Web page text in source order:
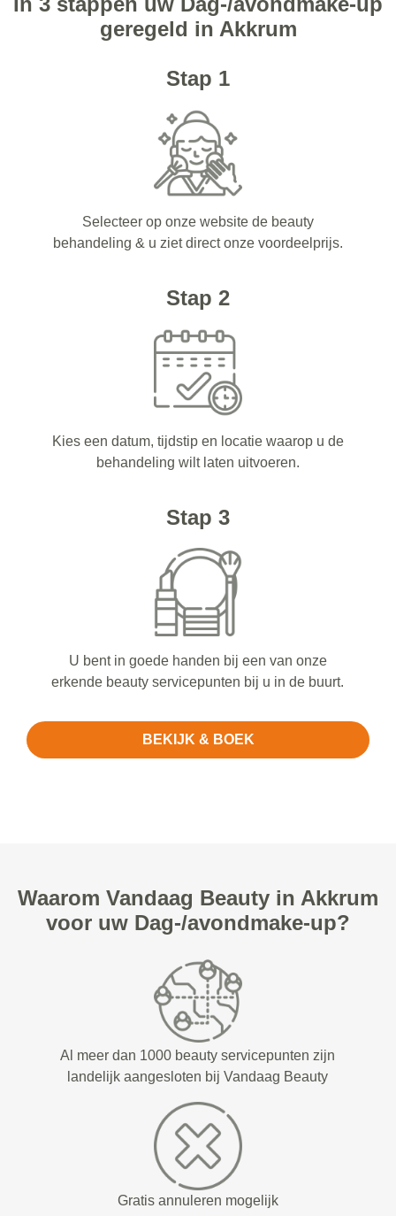
geregeld in Akkrum
Stap 1
Selecteer op onze website de beauty
behandeling & u ziet direct onze voordeelprijs.
Stap 2
Kies een datum, tijdstip en locatie waarop u de
behandeling wilt laten uitvoeren.
Stap 3
U bent in goede handen bij een van onze
erkende beauty servicepunten bij u in de buurt.
BEKIJK & BOEK
Waarom Vandaag Beauty in Akkrum
voor uw Dag-/avondmake-up?
Al meer dan 1000 beauty servicepunten zijn
landelijk aangesloten bij Vandaag Beauty
Gratis annuleren mogelijk